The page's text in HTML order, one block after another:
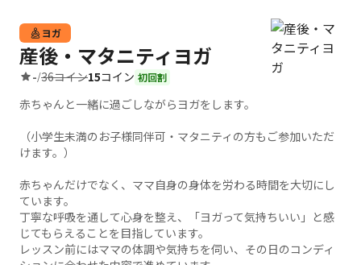
ヨガ
産後・マタニティヨガ
-/36コイン15コイン 初回割
赤ちゃんと一緒に過ごしながらヨガをします。
（小学生未満のお子様同伴可・マタニティの方もご参加いただ
けます。）
赤ちゃんだけでなく、ママ自身の身体を労わる時間を大切にし
ています。
丁寧な呼吸を通して心身を整え、「ヨガって気持ちいい」と感
じてもらえることを目指しています。
レッスン前にはママの体調や気持ちを伺い、その日のコンディ